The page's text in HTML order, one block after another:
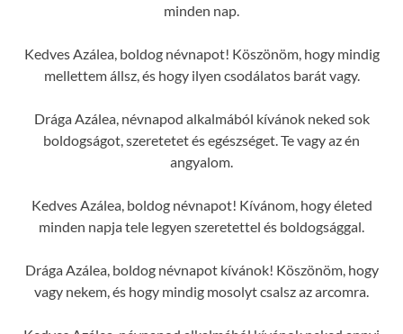
minden nap.
Kedves Azálea, boldog névnapot! Köszönöm, hogy mindig
mellettem állsz, és hogy ilyen csodálatos barát vagy.
Drága Azálea, névnapod alkalmából kívánok neked sok
boldogságot, szeretetet és egészséget. Te vagy az én
angyalom.
Kedves Azálea, boldog névnapot! Kívánom, hogy életed
minden napja tele legyen szeretettel és boldogsággal.
Drága Azálea, boldog névnapot kívánok! Köszönöm, hogy
vagy nekem, és hogy mindig mosolyt csalsz az arcomra.